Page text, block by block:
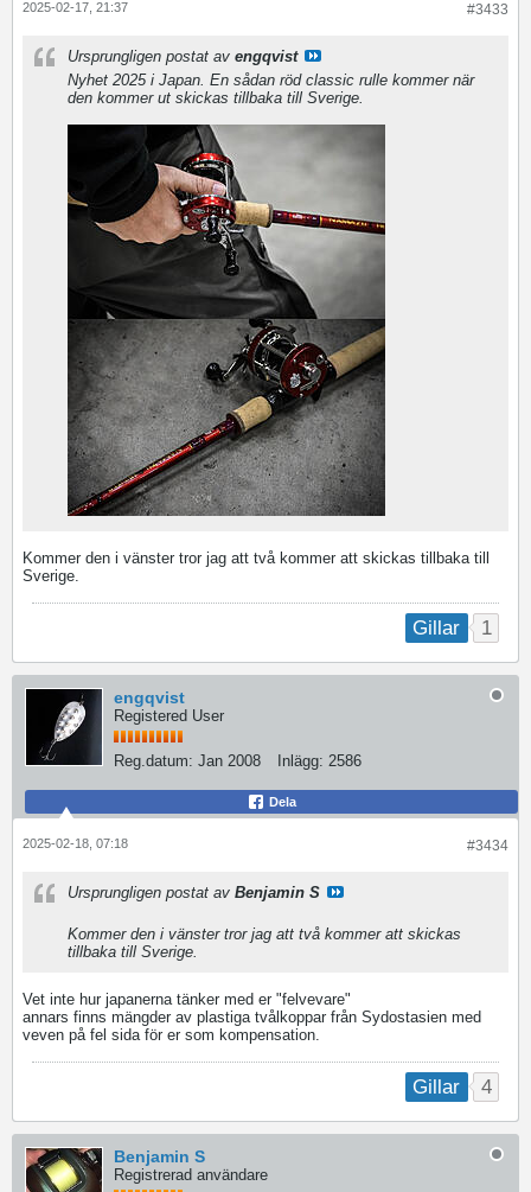
#3433
2025-02-17, 21:37
Ursprungligen postat av engqvist
Nyhet 2025 i Japan. En sådan röd classic rulle kommer när
den kommer ut skickas tillbaka till Sverige.
Kommer den i vänster tror jag att två kommer att skickas tillbaka till
Sverige.
Gillar 1
engqvist
Registered User
Reg.datum: Jan 2008 Inlägg: 2586
Dela
#3434
2025-02-18, 07:18
Ursprungligen postat av Benjamin S
Kommer den i vänster tror jag att två kommer att skickas
tillbaka till Sverige.
Vet inte hur japanerna tänker med er "felvevare"
annars finns mängder av plastiga tvålkoppar från Sydostasien med
veven på fel sida för er som kompensation.
Gillar 4
Benjamin S
Registrerad användare